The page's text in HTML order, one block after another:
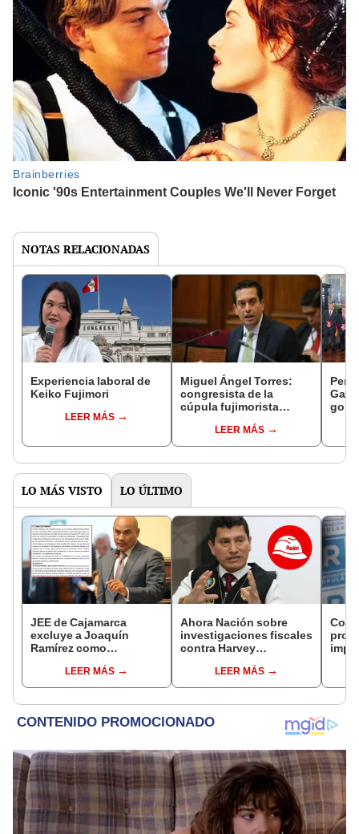
NOTAS RELACIONADAS
Experiencia laboral de
Keiko Fujimori
LEER MÁS
Miguel Ángel Torres:
congresista de la
cúpula fujimorista
del SenadoLEER MÁS
LO MÁS VISTO LO ÚLTIMO
JEE de Cajamarca
excluye a Joaquín
Ramírez como
regional por ocultar
sentencia
LEER MÁS
Ahora Nación sobre
investigaciones fiscales
contra Harvey
Público no puede ser
utilizado políticamente"
LEER MÁS